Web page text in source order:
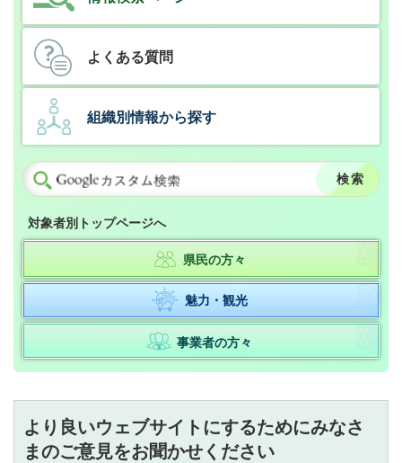
よくある質問
組織別情報から探す
対象者別トップページへ
県民の方々
魅力・観光
事業者の方々
より良いウェブサイトにするためにみなさ
まのご意見をお聞かせください